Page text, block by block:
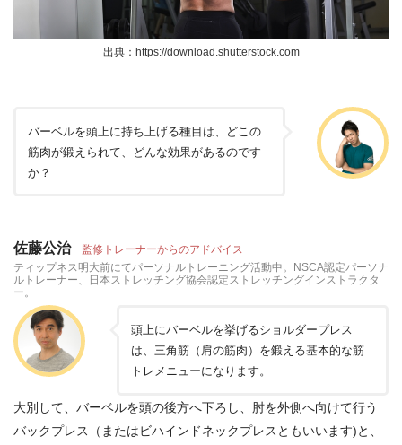
出典：https://download.shutterstock.com
バーベルを頭上に持ち上げる種目は、どこの
筋肉が鍛えられて、どんな効果があるのです
か？
佐藤公治 監修トレーナーからのアドバイス
ティップネス明大前にてパーソナルトレーニング活動中。NSCA認定パーソナ
ルトレーナー、日本ストレッチング協会認定ストレッチングインストラクタ
ー。
頭上にバーベルを挙げるショルダープレス
は、三角筋（肩の筋肉）を鍛える基本的な筋
トレメニューになります。
大別して、バーベルを頭の後方へ下ろし、肘を外側へ向けて行う
バックプレス（またはビハインドネックプレスともいいます)と、